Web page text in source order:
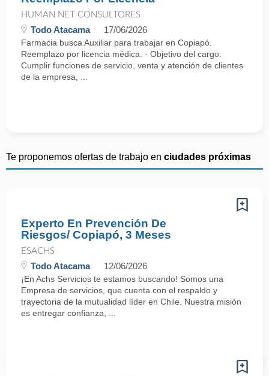
HUMAN NET CONSULTORES
Todo Atacama 17/06/2026
Farmacia busca Auxiliar para trabajar en Copiapó.
Reemplazo por licencia médica. · Objetivo del cargo:
Cumplir funciones de servicio, venta y atención de clientes
de la empresa, ...
Te proponemos ofertas de trabajo en ciudades próximas
Experto En Prevención De
Riesgos/ Copiapó, 3 Meses
ESACHS
Todo Atacama 12/06/2026
¡En Achs Servicios te estamos buscando! Somos una
Empresa de servicios, que cuenta con el respaldo y
trayectoria de la mutualidad líder en Chile. Nuestra misión
es entregar confianza, ...